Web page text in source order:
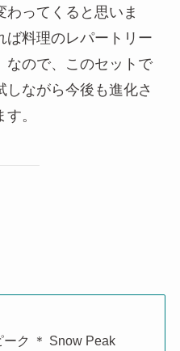
わってくると思いま
ば料理のレパートリー
なので、このセットで
ながら今後も進化さ
。
ーク ＊ Snow Peak